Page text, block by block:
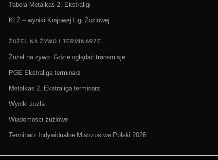
Tabela Metalkas 2. Ekstraligi
KLŻ – wyniki Krajowej Ligi Żużlowej
ŻUŻEL NA ŻYWO I TERMINARZE
Żużel na żywo: Gdzie oglądać transmisje
PGE Ekstraliga terminarz
Metalkas 2. Ekstraliga terminarz
Wyniki żużla
Wiadomości żużlowe
Terminarz Indywidualne Mistrzostwa Polski 2026